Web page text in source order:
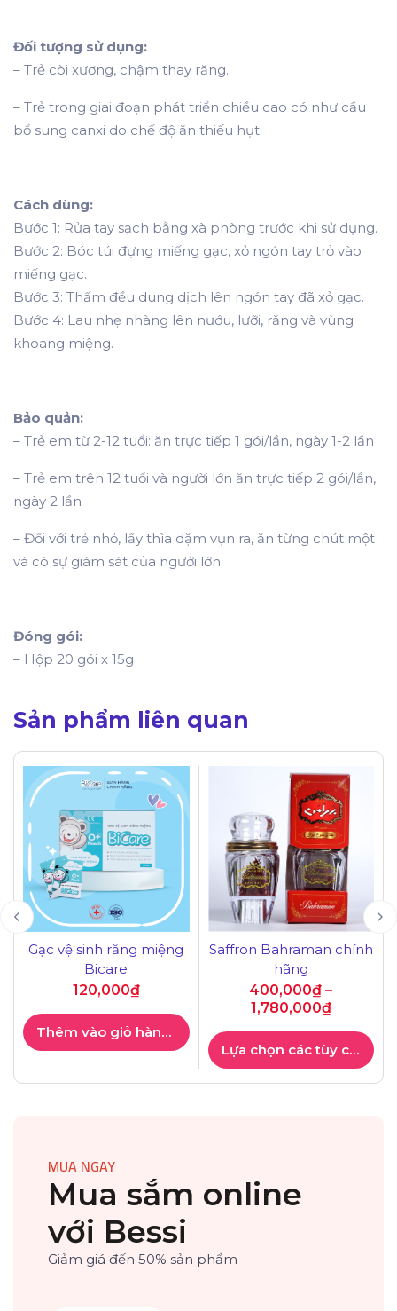
Đối tượng sử dụng:
– Trẻ còi xương, chậm thay răng.
– Trẻ trong giai đoạn phát triển chiều cao có như cầu
bổ sung canxi do chế độ ăn thiếu hụt
Cách dùng:
Bước 1: Rửa tay sạch bằng xà phòng trước khi sử dụng.
Bước 2: Bóc túi đựng miếng gạc, xỏ ngón tay trỏ vào
miếng gạc.
Bước 3: Thấm đều dung dịch lên ngón tay đã xỏ gạc.
Bước 4: Lau nhẹ nhàng lên nướu, lưỡi, răng và vùng
khoang miệng.
Bảo quản:
– Trẻ em từ 2-12 tuổi: ăn trực tiếp 1 gói/lần, ngày 1-2 lần
– Trẻ em trên 12 tuổi và người lớn ăn trực tiếp 2 gói/lần,
ngày 2 lần
– Đối với trẻ nhỏ, lấy thìa dặm vụn ra, ăn từng chút một
và có sự giám sát của người lớn
Đóng gói:
– Hộp 20 gói x 15g
Sản phẩm liên quan
Gạc vệ sinh răng miệng
Bicare
120,000₫
Thêm vào giỏ hàng
Saffron Bahraman chính
hãng
400,000₫ –
1,780,000₫
Lựa chọn các tùy chọn
MUA NGAY
Mua sắm online
với Bessi
Giảm giá đến 50% sản phẩm